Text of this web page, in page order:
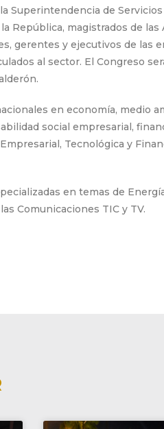
Superintendencia de
República, magistrados de las
gerentes y ejecutivos de las
al sector. El Congreso
en economía, medio
social empresarial,
Tecnológica y
en temas de
Comunicaciones TIC y TV.